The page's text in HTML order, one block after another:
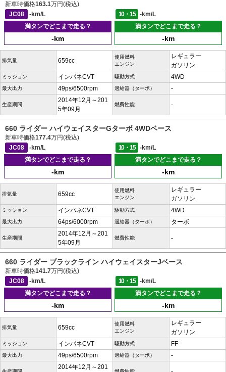
新車時価格163.1万円(税込)
JC08
-km/L 10・15
-km/L
満タンでどこまで走る？
-km
満タンでどこまで走る？
-km
排気量 659cc
使用燃料
エンジン
レギュラー
ガソリン
ミッション インパネCVT 駆動方式 4WD
最大出力 49ps/6500rpm 過給器（ターボ） -
生産期間
2014年12月～201
5年09月
燃費性能 -
660 ライダー ハイウェイスターGターボ 4WDベース
新車時価格177.4万円(税込)
JC08
-km/L 10・15
-km/L
満タンでどこまで走る？
-km
満タンでどこまで走る？
-km
排気量 659cc
使用燃料
エンジン
レギュラー
ガソリン
ミッション インパネCVT 駆動方式 4WD
最大出力 64ps/6000rpm 過給器（ターボ） ターボ
生産期間
2014年12月～201
5年09月
燃費性能 -
660 ライダー ブラックライン ハイウェイスターJベース
新車時価格141.7万円(税込)
JC08
-km/L 10・15
-km/L
満タンでどこまで走る？
-km
満タンでどこまで走る？
-km
排気量 659cc
使用燃料
エンジン
レギュラー
ガソリン
ミッション インパネCVT 駆動方式 FF
最大出力 49ps/6500rpm 過給器（ターボ） -
2014年12月～201